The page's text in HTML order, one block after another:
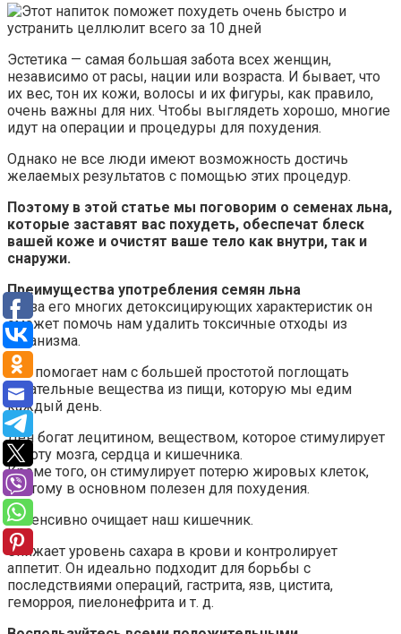
Эстетика — самая большая забота всех женщин,
независимо от расы, нации или возраста. И бывает, что
их вес, тон их кожи, волосы и их фигуры, как правило,
очень важны для них. Чтобы выглядеть хорошо, многие
идут на операции и процедуры для похудения.
Однако не все люди имеют возможность достичь
желаемых результатов с помощью этих процедур.
Поэтому в этой статье мы поговорим о семенах льна,
которые заставят вас похудеть, обеспечат блеск
вашей коже и очистят ваше тело как внутри, так и
снаружи.
Преимущества употребления семян льна
Из-за его многих детоксицирующих характеристик он
сможет помочь нам удалить токсичные отходы из
организма.
Это помогает нам с большей простотой поглощать
питательные вещества из пищи, которую мы едим
каждый день.
Лен богат лецитином, веществом, которое стимулирует
работу мозга, сердца и кишечника.
Кроме того, он стимулирует потерю жировых клеток,
поэтому в основном полезен для похудения.
Интенсивно очищает наш кишечник.
Снижает уровень сахара в крови и контролирует
аппетит. Он идеально подходит для борьбы с
последствиями операций, гастрита, язв, цистита,
геморроя, пиелонефрита и т. д.